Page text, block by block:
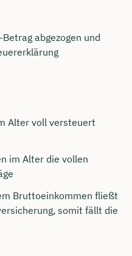
abgezogen und
Alter voll versteuert
im Alter die vollen
Bruttoeinkommen fließt
somit fällt die